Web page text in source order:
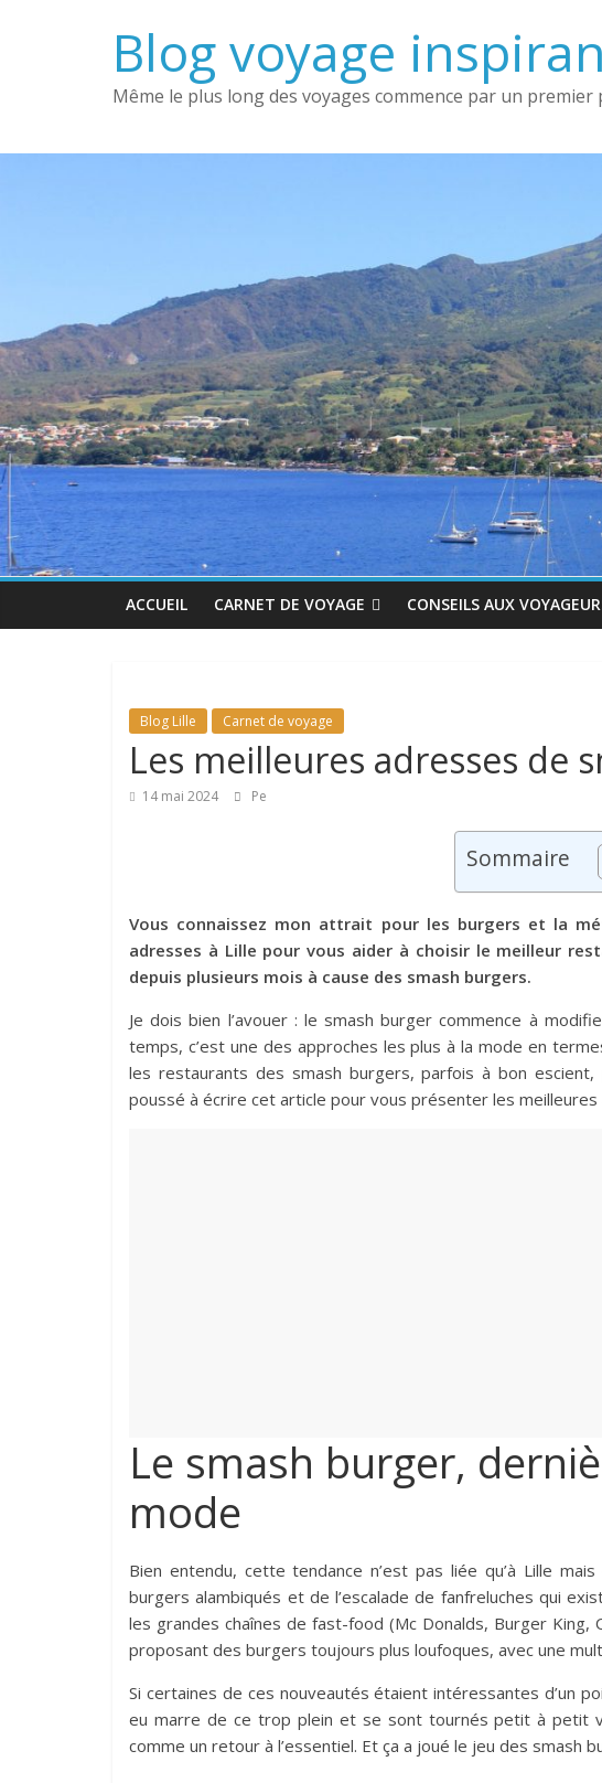
Blog voyage
Même le plus long des voyages commence par un premier
ACCUEIL CARNET DE VOYAGE CONSEILS AUX
Blog Lille Carnet de voyage
Les meilleures adresses de
14 mai 2024 Pe
Sommaire
Vous connaissez mon attrait pour les burgers et la
adresses à Lille pour vous aider à choisir le meilleur
depuis plusieurs mois à cause des smash burgers.
Je dois bien l’avouer : le smash burger commence à
temps, c’est une des approches les plus à la mode en
les restaurants des smash burgers, parfois à bon
poussé à écrire cet article pour vous présenter les
Le smash burger,
mode
Bien entendu, cette tendance n’est pas liée qu’à Lille
burgers alambiqués et de l’escalade de fanfreluches qui
les grandes chaînes de fast-food (Mc Donalds, Burger
proposant des burgers toujours plus loufoques, avec une
Si certaines de ces nouveautés étaient intéressantes d’un
eu marre de ce trop plein et se sont tournés petit à petit
comme un retour à l’essentiel. Et ça a joué le jeu des smash